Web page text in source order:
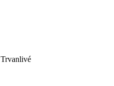
Trvanlivé